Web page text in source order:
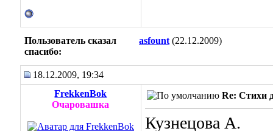
Пользователь сказал
cпасибо:
asfount (22.12.2009)
18.12.2009, 19:34
FrekkenBok
Очаровашка
Re: Стихи
Кузнецова А.